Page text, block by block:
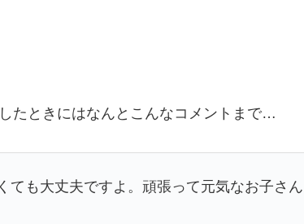
たときにはなんとこんなコメントまで…
ても大丈夫ですよ。頑張って元気なお子さん